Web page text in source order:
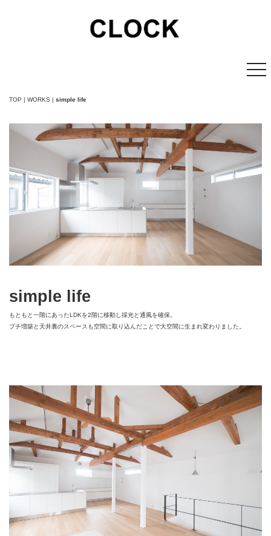
TOP | WORKS simple life
simple life
もともと一階にあったLDKを2階に移動し採光と通風を確保。
プチ増築と天井裏のスペースも空間に取り込んだことで大空間に生まれ変わりました。